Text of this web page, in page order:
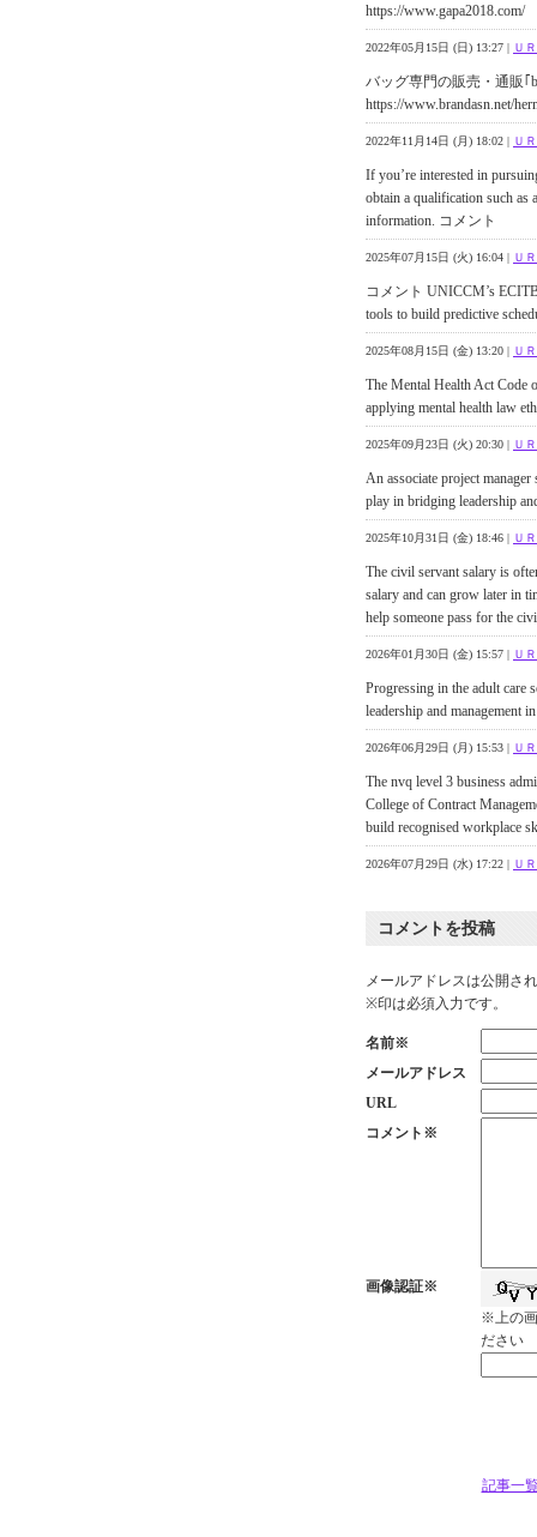
https://www.gapa2018.com/
2022年05月15日 (日) 13:27 | Ｕ
バッグ専門の販売・通販｢
https://www.brandasn.net/
2022年11月14日 (月) 18:02 | Ｕ
If you’re interested in
obtain a qualification such
information. コメント
2025年07月15日 (火) 16:04 | Ｕ
コメント UNICCM’s
tools to build predictive
2025年08月15日 (金) 13:20 | Ｕ
The Mental Health Act Code
applying mental health law
2025年09月23日 (火) 20:30 | Ｕ
An associate project
play in bridging leadership
2025年10月31日 (金) 18:46 | Ｕ
The civil servant salary is
salary and can grow later in
help someone pass for the
2026年01月30日 (金) 15:57 | Ｕ
Progressing in the adult care
leadership and management
2026年06月29日 (月) 15:53 | Ｕ
The nvq level 3 business
College of Contract
build recognised workplace
2026年07月29日 (水) 17:22 | Ｕ
コメントを投稿
メールアドレスは公開さ
※印は必須入力です。
名前※
メールアドレス
URL
コメント※
画像認証※
※上の
ださい
記事一